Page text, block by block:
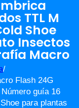
TTL M
Shoe
Insectos
Macro
/
Flash 24G
guía 16
para plantas